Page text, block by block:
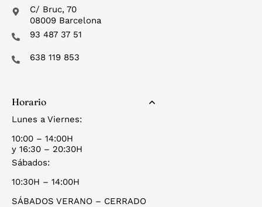
C/ Bruc, 70
08009 Barcelona
93 487 37 51
638 119 853
Horario
Lunes a Viernes:
10:00 – 14:00H
y 16:30 – 20:30H
Sábados:
10:30H – 14:00H
SÁBADOS VERANO – CERRADO